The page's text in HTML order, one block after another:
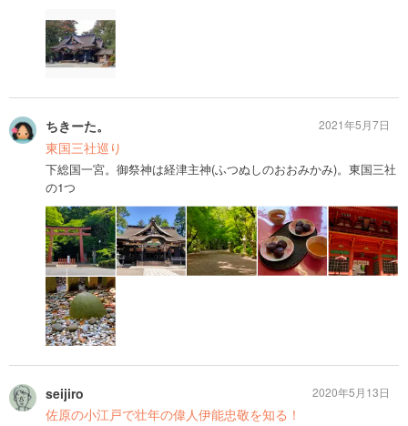
ちきーた。
東国三社巡り
下総国一宮。御祭神は経津主神(ふつぬしのおおみかみ)。東国三社
の1つ
2021年5月7日
seijiro
佐原の小江戸で壮年の偉人伊能忠敬を知る！
2020年5月13日